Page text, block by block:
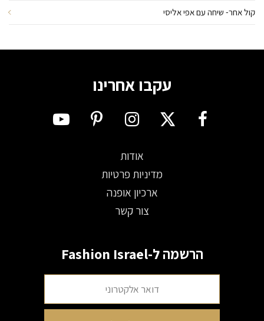
קול אחר- שיחה עם אפי אליסי
עקבו אחרינו
אודות
מדיניות פרטיות
ארכיון אופנה
צור קשר
הרשמה ל-Fashion Israel